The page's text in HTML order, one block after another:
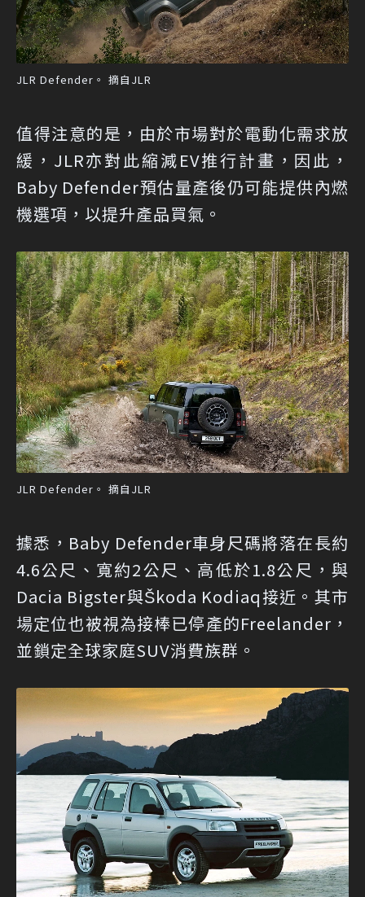
JLR Defender。 摘自JLR
值得注意的是，由於市場對於電動化需求放
緩，JLR亦對此縮減EV推行計畫，因此，
Baby Defender預估量產後仍可能提供內燃
機選項，以提升產品買氣。
JLR Defender。 摘自JLR
據悉，Baby Defender車身尺碼將落在長約
4.6公尺、寬約2公尺、高低於1.8公尺，與
Dacia Bigster與Škoda Kodiaq接近。其市
場定位也被視為接棒已停產的Freelander，
並鎖定全球家庭SUV消費族群。